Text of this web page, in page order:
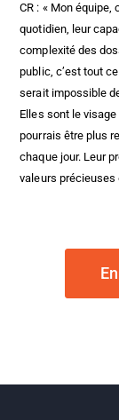
CR : « Mon
quotidien, leur
complexité des
public, c’est tout
serait impossible
Elles sont le
pourrais être plus
chaque jour. Leur
valeurs précieuses